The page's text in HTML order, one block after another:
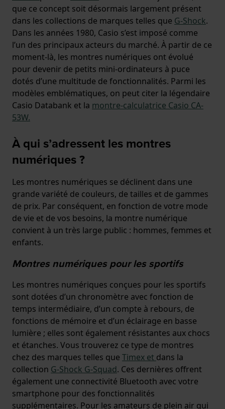
que ce concept soit désormais largement présent
dans les collections de marques telles que G-Shock.
Dans les années 1980, Casio s’est imposé comme
l’un des principaux acteurs du marché. À partir de ce
moment-là, les montres numériques ont évolué
pour devenir de petits mini-ordinateurs à puce
dotés d’une multitude de fonctionnalités. Parmi les
modèles emblématiques, on peut citer la légendaire
Casio Databank et la montre-calculatrice Casio CA-
53W.
À qui s’adressent les montres
numériques ?
Les montres numériques se déclinent dans une
grande variété de couleurs, de tailles et de gammes
de prix. Par conséquent, en fonction de votre mode
de vie et de vos besoins, la montre numérique
convient à un très large public : hommes, femmes et
enfants.
Montres numériques pour les sportifs
Les montres numériques conçues pour les sportifs
sont dotées d’un chronomètre avec fonction de
temps intermédiaire, d’un compte à rebours, de
fonctions de mémoire et d’un éclairage en basse
lumière ; elles sont également résistantes aux chocs
et étanches. Vous trouverez ce type de montres
chez des marques telles que Timex et dans la
collection G-Shock G-Squad. Ces dernières offrent
également une connectivité Bluetooth avec votre
smartphone pour des fonctionnalités
supplémentaires. Pour les amateurs de plein air qui